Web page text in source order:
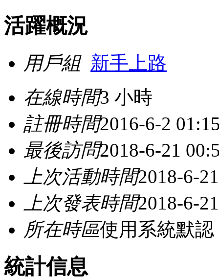
活躍概況
用戶組 新手上路
在線時間3 小時
註冊時間2016-6-2
最後訪問2018-6-21
上次活動時間2018-6-
上次發表時間2018-6-
所在時區使用系統默認
統計信息